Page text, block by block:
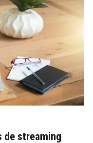
de streaming